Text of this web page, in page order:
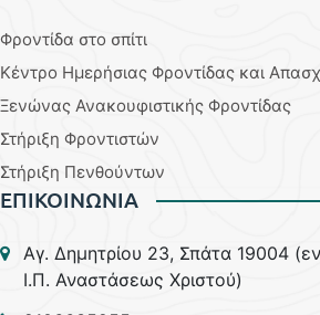
Φροντίδα στο σπίτι
Κέντρο Ημερήσιας Φροντίδας και
Ξενώνας Ανακουφιστικής Φροντίδας
Στήριξη Φροντιστών
Στήριξη Πενθούντων
ΕΠΙΚΟΙΝΩΝΙΑ
Aγ. Δημητρίου 23, Σπάτα 19004
Ι.Π. Αναστάσεως Χριστού)